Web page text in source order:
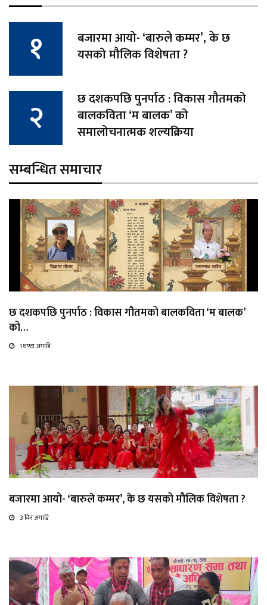
बजारमा आयो- ‘बारुले कम्मर’, के छ
यसको मौलिक विशेषता ?
छ दशकपछि पुनर्पाठ : विकास गौतमको
बालकविता ‘म बालक’ को
समालोचनात्मक शल्यक्रिया
सम्बन्धित समाचार
छ दशकपछि पुनर्पाठ : विकास गौतमको बालकविता ‘म बालक’
को…
1 घण्टा अगाडि
बजारमा आयो- ‘बारुले कम्मर’, के छ यसको मौलिक विशेषता ?
3 दिन अगाडि